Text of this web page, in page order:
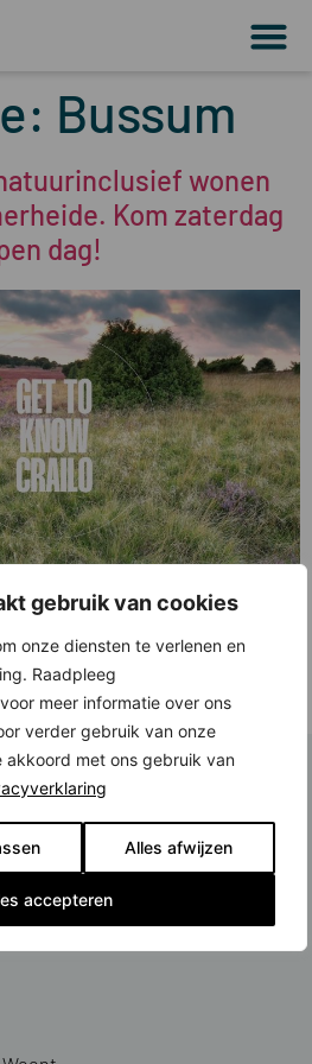
gebruik van cookies
onze diensten te verlenen en
Raadpleeg
meer informatie over ons
verder gebruik van onze
akkoord met ons gebruik van
Alles afwijzen
accepteren
Bussum
wonen
Kom zaterdag
dag!
de hei, in een duurzaam huis dat energie
fijne restaurants en tal van andere
Het kan in nieuwbouwproject Crailo
vrijstaande villa’s aan de
de nieuwsbrief